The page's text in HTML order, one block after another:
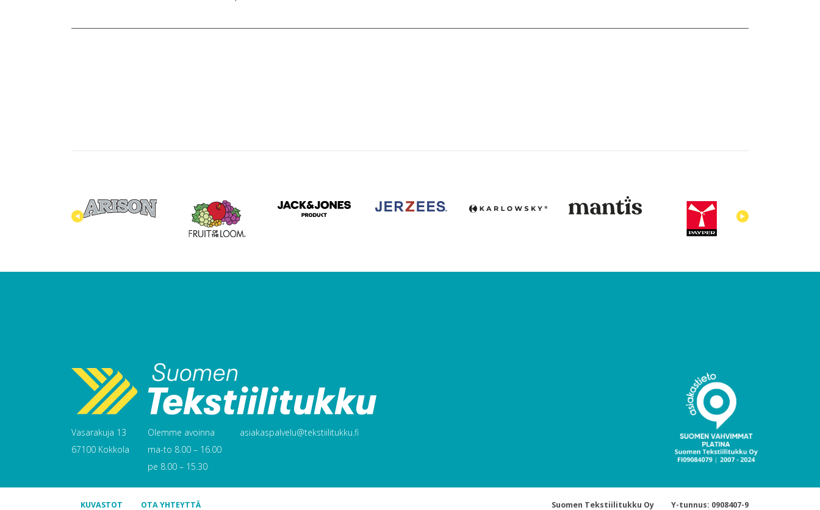
Vasarakuja 13
67100 Kokkola
Olemme avoinna
ma-to 8.00 – 16.00
pe 8.00 – 15.30
asiakaspalvelu@tekstiilitukku.fi
KUVASTOT OTA YHTEYTTÄ Suomen Tekstiilitukku Oy Y-tunnus: 0908407-9